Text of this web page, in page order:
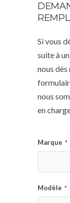
Si vous
suite à
nous
nous
en
Marque *
Modèle *